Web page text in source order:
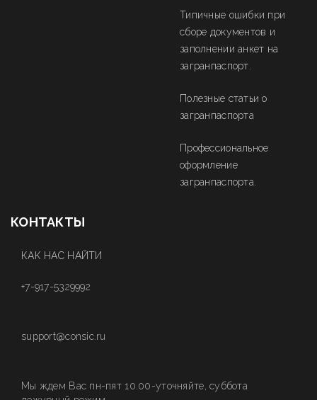
Типичные ошибки при
сборе документов и
заполнении анкет на
загранпаспорт.
Полезные статьи о
загранпаспорта
Профессиональное
оформление
загранпаспорта.
КОНТАКТЫ
КАК НАС НАЙТИ
+7-917-5329992
support@consic.ru
Мы ждем Вас пн-пят 10.00-уточняйте, суббота